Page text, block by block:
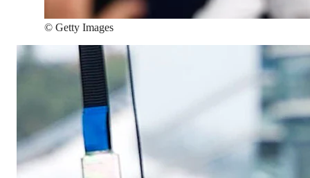
© Getty Images